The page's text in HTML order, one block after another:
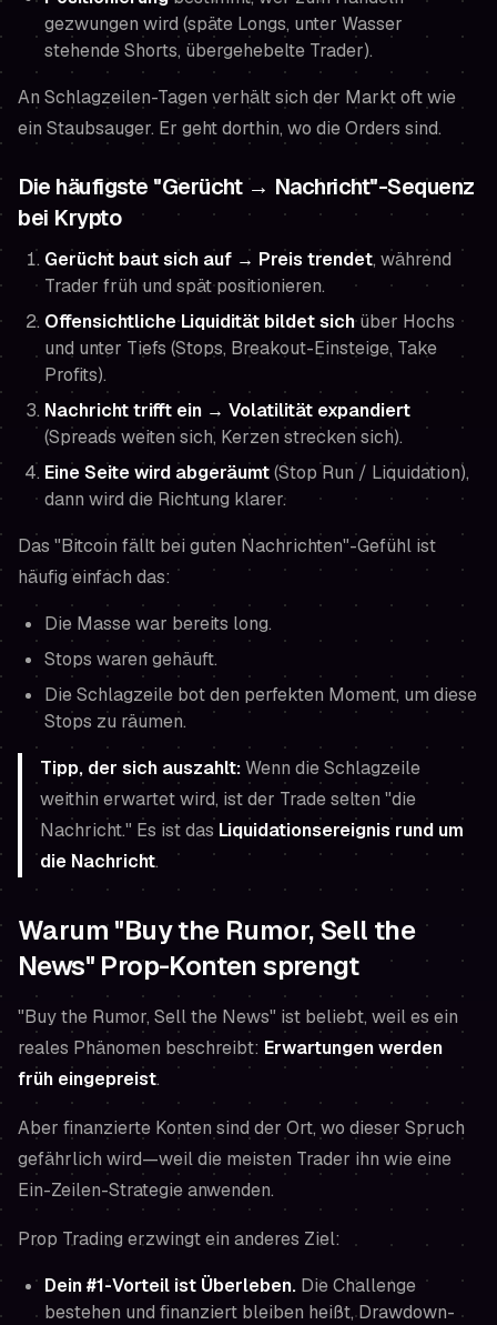
gezwungen wird (späte Longs, unter Wasser
stehende Shorts, übergehebelte Trader).
An Schlagzeilen-Tagen verhält sich der Markt oft wie
ein Staubsauger. Er geht dorthin, wo die Orders sind.
Die häufigste "Gerücht → Nachricht"-Sequenz
bei Krypto
Gerücht baut sich auf → Preis trendet, während
Trader früh und spät positionieren.
Offensichtliche Liquidität bildet sichüber Hochs
und unter Tiefs (Stops, Breakout-Einsteige, Take
Profits).
Nachricht trifft ein → Volatilität expandiert
(Spreads weiten sich, Kerzen strecken sich).
Eine Seite wird abgeräumt(Stop Run / Liquidation),
dann wird die Richtung klarer.
Das "Bitcoin fällt bei guten Nachrichten"-Gefühl ist
häufig einfach das:
Die Masse war bereits long.
Stops waren gehäuft.
Die Schlagzeile bot den perfekten Moment, um diese
Stops zu räumen.
Tipp, der sich auszahlt:Wenn die Schlagzeile
weithin erwartet wird, ist der Trade selten "die
Nachricht." Es ist das Liquidationsereignis rund um
die Nachricht.
Warum "Buy the Rumor, Sell the
News" Prop-Konten sprengt
"Buy the Rumor, Sell the News" ist beliebt, weil es ein
reales Phänomen beschreibt: Erwartungen werden
früh eingepreist.
Aber finanzierte Konten sind der Ort, wo dieser Spruch
gefährlich wird—weil die meisten Trader ihn wie eine
Ein-Zeilen-Strategie anwenden.
Prop Trading erzwingt ein anderes Ziel:
Dein #1-Vorteil ist Überleben. Die Challenge
bestehen und finanziert bleiben heißt, Drawdown-